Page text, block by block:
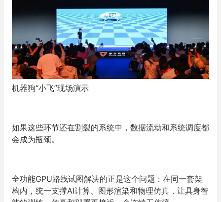
机器狗“小飞”现场演示
如果这些环节还在割裂的系统中，数据流动和系统调度都
会成为瓶颈。
全功能GPU路线试图解决的正是这个问题：在同一套架
构内，统一支撑AI计算、图形渲染和物理仿真，让具身智